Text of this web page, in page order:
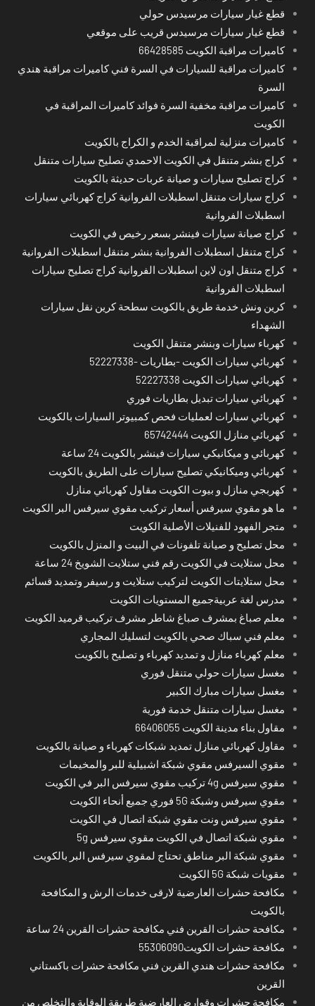
قطع غيار سيارات مرسيدس حولي
قطع غيار سيارات مرسيدس قريب على موقعي
كاميرات مراقبة الكويت 66428585
كاميرات مراقبة للسيارات في السرة فني كاميرات مراقبة هندي
السرة
كاميرات مراقبة مخفية السرة فوائد كاميرات المراقبة في
الكويت
كاميرات منزلية لمراقبة الخدم و الكراج بالكويت
كراج بنشر متنقل في الكويت الاحمدي تصليح سيارات متنقل
كراج تصليح سيارات و صيانة عربات حديثة بالكويت
كراج سيارات متنقل اسطبلات الفروانية كراج كهربائي سيارات
اسطبلات الفروانية
كراج صيانة سيارات فينشر بسعر رخيص في الكويت
كراج متنقل اسطبلات الفروانية بنشر متنقل اسطبلات الفروانية
كراج متنقل اون لاين اسطبلات الفروانية كراج تصليح سيارات
اسطبلات الفروانية
كرين ونش خدمة طريق بالكويت سطحة كرين نقل سيارات
الشهداء
كهرباء سيارات وبنشر متنقل الكويت
كهربائي سيارات الكويت -بطاريات -52227338
كهربائي سيارات الكويت 52227338
كهربائي سيارات تبديل بطاريات فوري
كهربائي سيارات لعمليات فحص كمبيوتر السيارات بالكويت
كهربائي منازل الكويت 65742444
كهربائي و ميكانيكي سيارات فينشر بالكويت 24 ساعة
كهربائي وميكانيكي تصليح سيارات على الطريق بالكويت
كهربجي منازل و بيوت الكويت مقاول كهربائي منازل
ما هو مقوي سيرفس أسعار تركيب مقوي سيرفس البر الكويت
متجر الفهود للفنيلات الأصلية الكويت
محل تصليح و صيانة تلفونات في البيت و المنزل بالكويت
محل ستلايت في الكويت رقم فني ستلايت الشويخ 24 ساعة
محل ستلايتات الكويت لتركيب ستلايت و رسيفر وتمديد قسائم
مدرس لغة عربيةجميع المستويات الكويت
معلم صباغ بمشرف صباغ شاطر مشرف تركيب قرميد الكويت
معلم فني سباك صحي بالكويت لتسليك المجاري
معلم كهرباء منازل و تمديد كهرباء و تصليح بالكويت
مغسل سيارات حولي متنقل فوري
مغسل سيارات مبارك الكبير
مغسل سيارات متنقل خدمة فورية
مقاول بناء مدينة الكويت 66406055
مقاول كهربائي منازل تمديد شبكات كهرباء و صيانة بالكويت
مقوي السيرفس مقوي شبكة اشبيلية للبر والمخيمات
مقوي سيرفس 4g تركيب مقوي سيرفس البر في الكويت
مقوي سيرفس وشبكة 5G فوري جميع أنحاء الكويت
مقوي سيرفس ونت مقوي شبكة اتصال في الكويت
مقوي شبكة اتصال في الكويت مقوي سيرفس 5g
مقوي شبكة البر مناطق تحتاج لمقوي سيرفس البر بالكويت
مقويات شبكة 5G الكويت
مكافحة حشرات العارضية لارقى خدمات الرش و المكافحة
بالكويت
مكافحة حشرات القرين فني مكافحة حشرات القرين 24 ساعة
مكافحة حشرات الكويت55306090
مكافحة حشرات هندي القرين فني مكافحة حشرات باكستاني
القرين
مكافحة حشرات وقوارض العارضية طريقة الوقاية والتخلص من